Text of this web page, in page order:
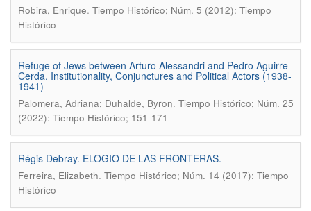
Robira, Enrique. Tiempo Histórico; Núm. 5 (2012): Tiempo
Histórico
Refuge of Jews between Arturo Alessandri and Pedro Aguirre
Cerda. Institutionality, Conjunctures and Political Actors (1938-
1941)
Palomera, Adriana; Duhalde, Byron. Tiempo Histórico; Núm. 25
(2022): Tiempo Histórico; 151-171
Régis Debray. ELOGIO DE LAS FRONTERAS.
Ferreira, Elizabeth. Tiempo Histórico; Núm. 14 (2017): Tiempo
Histórico